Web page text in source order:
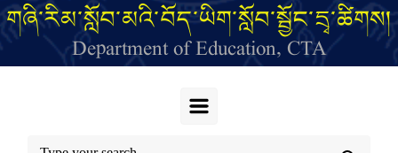
གཞི་རིམ་སློབ་མའི་བོད་ཡིག་སློབ་སྦྱོང་དྲྭ་ཚིགས།
Department of Education, CTA